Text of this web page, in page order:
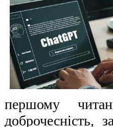
першому
доброчесність,